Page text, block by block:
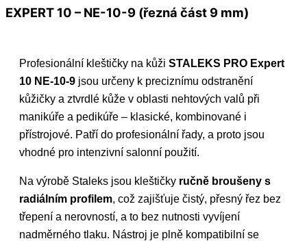
EXPERT 10 – NE-10-9 (řezná část 9 mm)
Profesionální kleštičky na kůži STALEKS PRO Expert
10 NE-10-9 jsou určeny k preciznímu odstranění
kůžičky a ztvrdlé kůže v oblasti nehtových valů při
manikúře a pedikúře – klasické, kombinované i
přístrojové. Patří do profesionální řady, a proto jsou
vhodné pro intenzivní salonní použití.
Na výrobě Staleks jsou kleštičky ručně broušeny s
radiálním profilem, což zajišťuje čistý, přesný řez bez
třepení a nerovností, a to bez nutnosti vyvíjení
nadměrného tlaku. Nástroj je plně kompatibilní se